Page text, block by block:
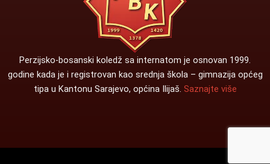
Perzijsko-bosanski koledž sa internatom je osnovan 1999.
godine kada je i registrovan kao srednja škola – gimnazija općeg
tipa u Kantonu Sarajevo, općina Ilijaš. Saznajte više